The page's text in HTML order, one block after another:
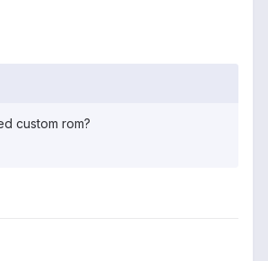
custom rom?